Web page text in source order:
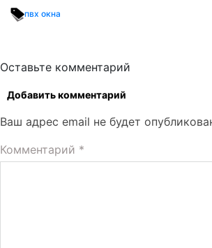
пвх окна
Оставьте комментарий
Добавить комментарий
Ваш адрес email не будет
Комментарий *